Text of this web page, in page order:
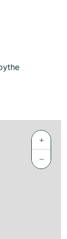
+
−